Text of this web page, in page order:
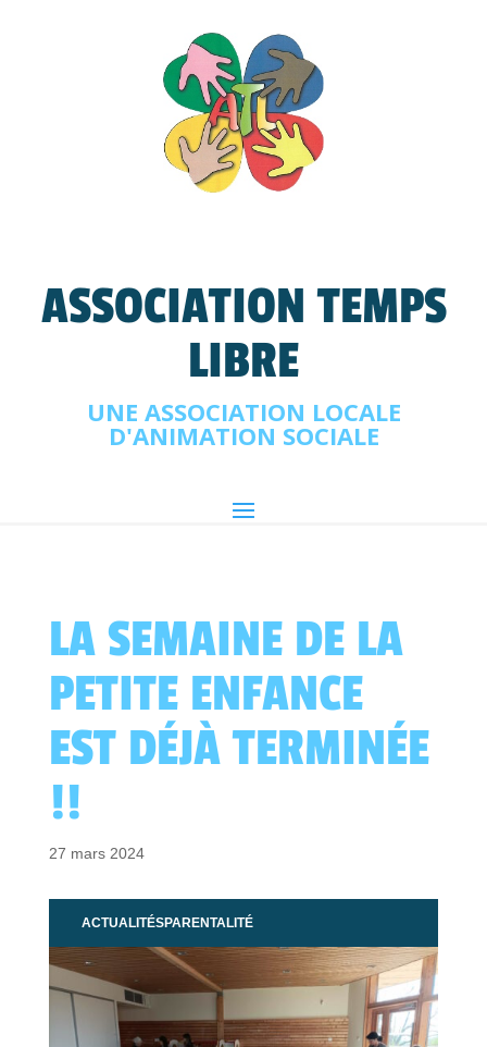
ASSOCIATION TEMPS
LIBRE
UNE ASSOCIATION LOCALE
D'ANIMATION SOCIALE
LA SEMAINE DE LA
PETITE ENFANCE
EST DÉJÀ TERMINÉE
!!
27 mars 2024
ACTUALITÉSPARENTALITÉ